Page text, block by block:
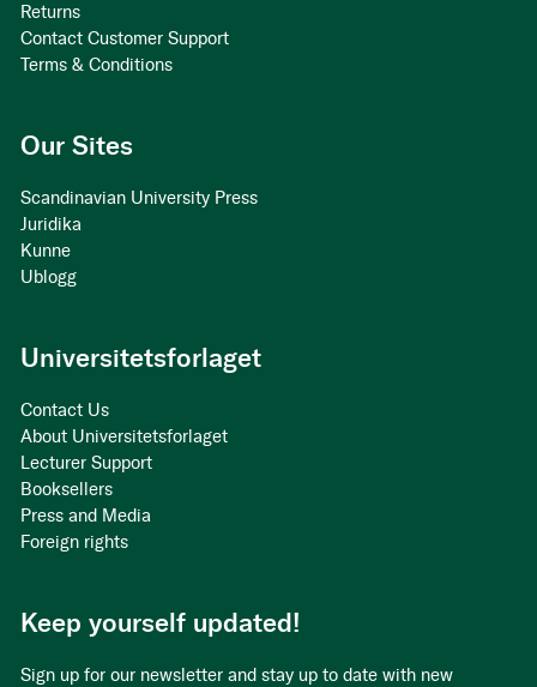
Returns
Contact Customer Support
Terms & Conditions
Our Sites
Scandinavian University Press
Juridika
Kunne
Ublogg
Universitetsforlaget
Contact Us
About Universitetsforlaget
Lecturer Support
Booksellers
Press and Media
Foreign rights
Keep yourself updated!
Sign up for our newsletter and stay up to date with new